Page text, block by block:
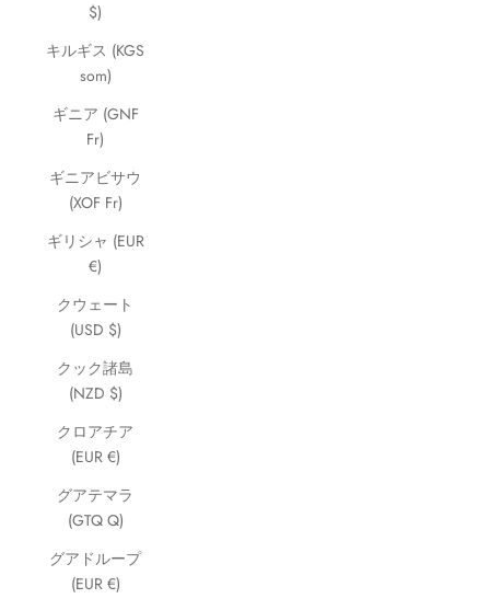
$)
キルギス (KGS
som)
ギニア (GNF
Fr)
ギニアビサウ
(XOF Fr)
ギリシャ (EUR
€)
クウェート
(USD $)
クック諸島
(NZD $)
クロアチア
(EUR €)
グアテマラ
(GTQ Q)
グアドループ
(EUR €)